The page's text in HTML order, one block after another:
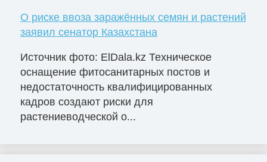
О риске ввоза заражённых семян и растений
заявил сенатор Казахстана
Источник фото: ElDala.kz Техническое
оснащение фитосанитарных постов и
недостаточность квалифицированных
кадров создают риски для
растениеводческой о...